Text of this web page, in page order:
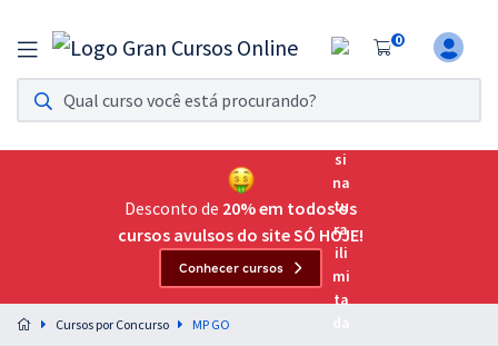
0
Assinatura Ilimitada 11
Acesso a todos os cursos. Teste grátis por 7 dias!
Assinatura OAB Até Passar
Acesso ilimitado a toda preparação para o Exame da
Preparação completa e intensiva para as principais
residências em saúde do Brasil
Desconto de 20% em todos os
cursos avulsos do site SÓ HOJE!
Conhecer cursos
Cursos por Concurso MP GO